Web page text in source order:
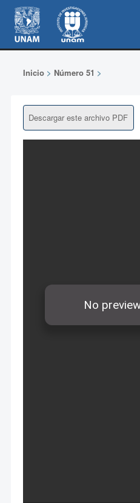
Inicio> Número 51 >
Descargar este archivo PDF